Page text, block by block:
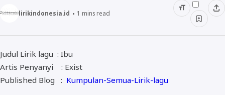
NELA KARISMA
ALMANAR
lirikindonesia.id 1 mins read
Judul Lirik lagu : Ibu
Artis Penyanyi : Exist
Published Blog : Kumpulan-Semua-Lirik-lagu